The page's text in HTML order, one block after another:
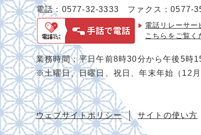
電話：0577-32-3333 ファクス：0577-
電話リレーサー
こちらをご覧く
業務時間：平日午前8時30分から午後5時
※土曜日、日曜日、祝日、年末年始（12
ウェブサイトポリシー サイトの使い方